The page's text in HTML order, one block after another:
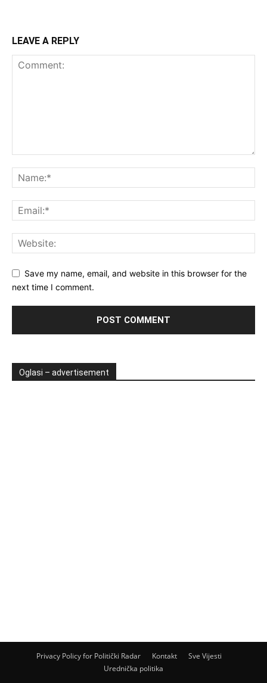
LEAVE A REPLY
Save my name, email, and website in this browser for the
next time I comment.
Oglasi – advertisement
Privacy Policy for Politički Radar Kontakt
Sve Vijesti
Urednička politika